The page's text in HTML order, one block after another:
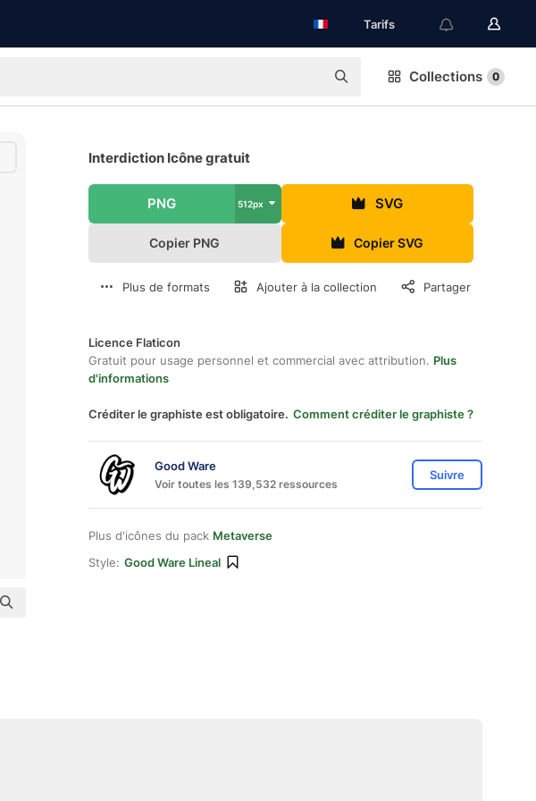
Tarifs
Collections 0
Interdiction Icône gratuit
PNG 512px SVG
Copier PNG Copier SVG
Plus de formats Ajouter à la collection Partager
Licence Flaticon
Gratuit pour usage personnel et commercial avec attribution. Plus
d'informations
Créditer le graphiste est obligatoire. Comment créditer le graphiste ?
Good Ware
Voir toutes les 139,532 ressources
Suivre
Plus d'icônes du pack Metaverse
Style: Good Ware Lineal